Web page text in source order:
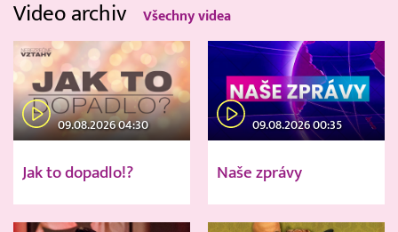
Video archiv Všechny videa
09.08.2026 04:30
Jak to dopadlo!?
09.08.2026 00:35
Naše zprávy